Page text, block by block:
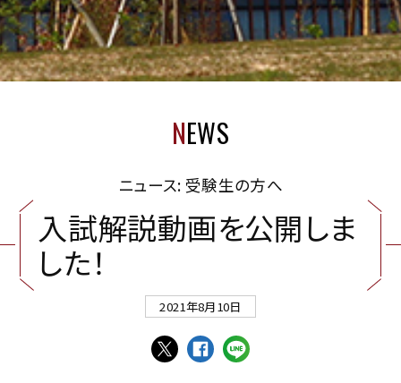
NEWS
ニュース: 受験生の方へ
入試解説動画を公開しま
した！
2021年8月10日